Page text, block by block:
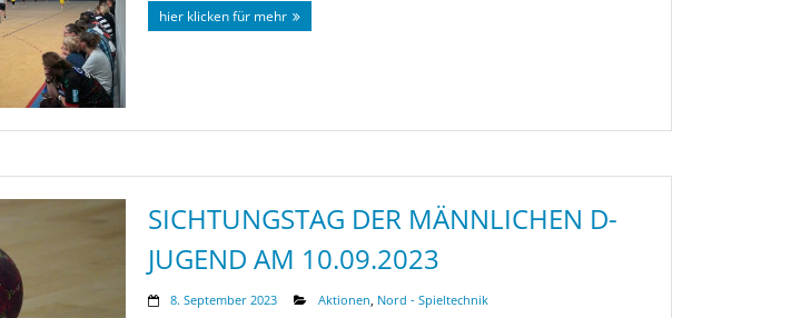
hier klicken für mehr
SICHTUNGSTAG DER MÄNNLICHEN D-
JUGEND AM 10.09.2023
8. September 2023 Aktionen Nord - Spieltechnik